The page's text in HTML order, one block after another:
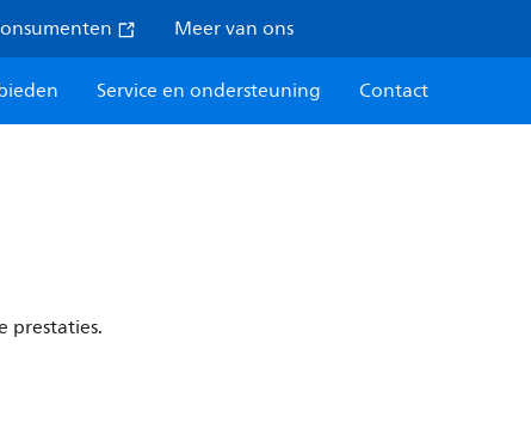
Meer van ons
Service en ondersteuning Contact
prestaties.